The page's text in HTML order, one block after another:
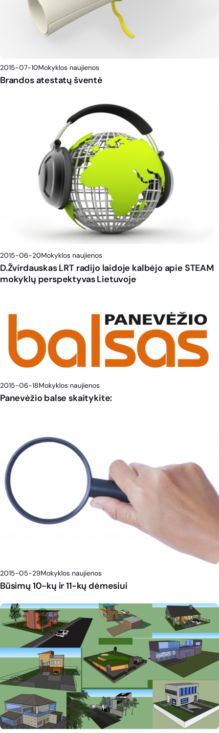
2015-07-10Mokyklos naujienos
Brandos atestatų šventė
2015-06-20Mokyklos naujienos
D.Žvirdauskas LRT radijo laidoje kalbėjo apie STEAM
mokyklų perspektyvas Lietuvoje
2015-06-18Mokyklos naujienos
Panevėžio balse skaitykite:
2015-05-29Mokyklos naujienos
Būsimų 10-kų ir 11-kų dėmesiui